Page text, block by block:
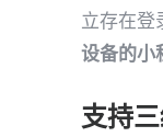
立存在登
设备的小
支持